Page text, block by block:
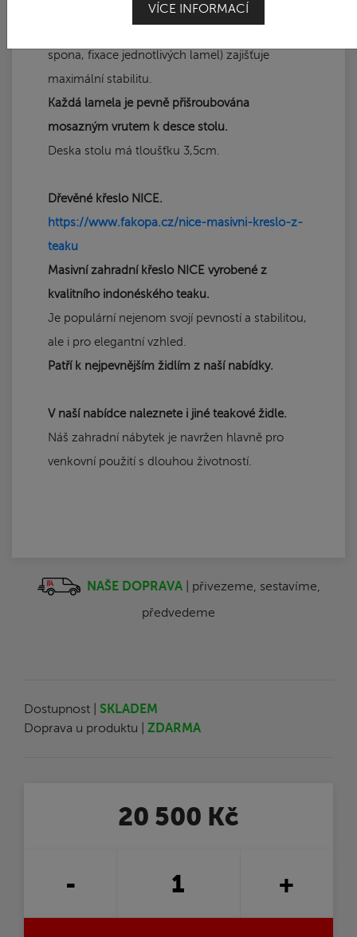
VÍCE INFORMACÍ
https://www.fakopa.cz/dante-iii-stul-z-teaku
spona, fixace jednotlivých lamel) zajišťuje
maximální stabilitu.
Každá lamela je pevně přišroubována
mosazným vrutem k desce stolu.
Deska stolu má tloušťku 3,5cm.
Dřevěné křeslo NICE.
https://www.fakopa.cz/nice-masivni-kreslo-z-
teaku
Masivní zahradní křeslo NICE vyrobené z
kvalitního indonéského teaku.
Je populární nejenom svojí pevností a stabilitou,
ale i pro elegantní vzhled.
Patří k nejpevnějším židlím z naší nabídky.
V naší nabídce naleznete i jiné teakové židle.
Náš zahradní nábytek je navržen hlavně pro
venkovní použití s dlouhou životností.
NAŠE DOPRAVA| přivezeme, sestavíme,
předvedeme
Dostupnost | SKLADEM
Doprava u produktu | ZDARMA
20 500 Kč
- +